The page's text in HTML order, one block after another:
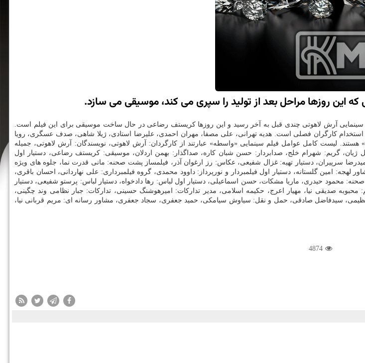
این روزها مراحل بعد از تولید را سپری می كند، موسیقی می سازد.
سینمایی آرش لاهوتی چندی قبل به آخر رسید و این روزها كریستف رضاعی در حال ساخت موسیقی برای این فیلم است.
سینمایی آرش لاهوتی درباره آبان زنی ۴۵ ساله است كه واسطه استخدام كارگران فصلی است. هدیه تهرانی، علی مصفا، مهران احمدی، علیرضا استادی، ژیلا شاهی، صدف عسگری، رویا
هستند. لیست كامل عوامل فیلم سینمایی «واسطه» عبارتند از كارگردان: آرش لاهوتی، نویسندگان: آرش لاهوتی، جمیله
گریم: شهرام خلج، صدابردار: حسن شبان كاره، صداگذار: بهمن اردلان، موسیقی: كریستف رضاعی، دستیار اول
سرپیران، دستیار تهیه: غزال شفیعی، عكاس: رز ارغوان آذر، فیلمساز پشت صحنه: مانی قدرت نما، جلوه های ویژه
امین گلستانه، دستیار اول فیلمبردار و نورپرداز: داوود محمدی، گروه فیلمبرداری: علی نهاردانی، احسان باقری،
محمود حیدری، ماریا مشكات، حسن اسماعیلی، دستیار اول لباس: رها دادخواه، دستیار لباس: پرستو شفیعی، دستیار
صدیقی نیا، مهیار اعرج، حكیمه اسلامی، مدیر تداركات: امیرهوشنگ حسینی، تداركات: جبار نظامی وند چگینی،
عظیمی، سیدفاضل صادقی، حمل و نقل: سیاوش سیامكی، حمید جعفری، سجاد جعفری، مشاور رسانه ای: مریم قربانی نیا،
4874